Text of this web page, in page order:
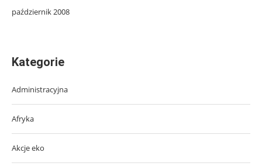
październik 2008
Kategorie
Administracyjna
Afryka
Akcje eko